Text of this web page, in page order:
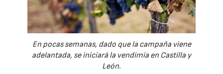
En pocas semanas, dado que la campaña viene
adelantada, se iniciará la vendimia en Castilla y
León.